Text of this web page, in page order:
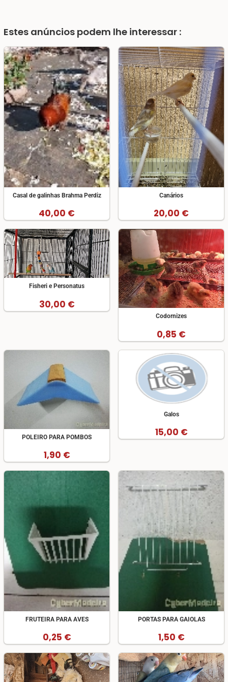
Estes anúncios podem lhe interessar :
Casal de galinhas Brahma Perdiz
40,00 €
Canários
20,00 €
Fisheri e Personatus
30,00 €
Codornizes
0,85 €
POLEIRO PARA POMBOS
1,90 €
Galos
15,00 €
FRUTEIRA PARA AVES
0,25 €
PORTAS PARA GAIOLAS
1,50 €